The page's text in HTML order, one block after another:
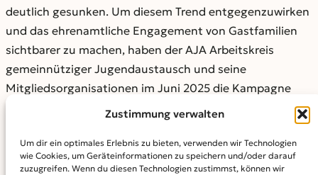
Zustimmung verwalten
Um dir ein optimales Erlebnis zu bieten, verwenden wir Technologien
wie Cookies, um Geräteinformationen zu speichern und/oder darauf
zuzugreifen. Wenn du diesen Technologien zustimmst, können wir
deutlich gesunken. Um diesem Trend entgegenzuwirken
und das ehrenamtliche Engagement von Gastfamilien
sichtbarer zu machen, haben der AJA Arbeitskreis
gemeinnütziger Jugendaustausch und seine
Mitgliedsorganisationen im Juni 2025 die Kampagne
„Offene Türen, offene Herzen Austausch braucht
Gastfamilien“ gestartet. Jan Schütte, Geschäftsführer
vom AJA Arbeits- kreis gemeinnütziger
Jugendaustausch betont: „Das Engagement von